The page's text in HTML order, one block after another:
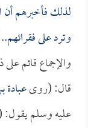
لذلك فأخبرهم أن
وترد على
والإجماع قائم
قال: (روى
عليه وسلم